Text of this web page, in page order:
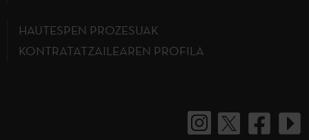
HAUTESPEN PROZESUAK
KONTRATATZAILEAREN PROFILA